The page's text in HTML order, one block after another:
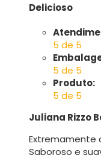
Delicioso
5 de 5
5 de 5
Produto:
5 de 5
Juliana Rizzo
Extremamente
Saboroso e